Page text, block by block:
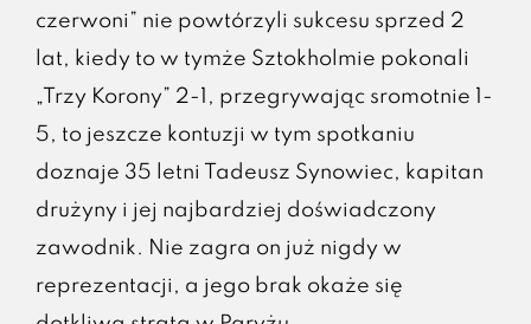
czerwoni” nie powtórzyli sukcesu sprzed 2
lat, kiedy to w tymże Sztokholmie pokonali
„Trzy Korony” 2-1, przegrywając sromotnie 1-
5, to jeszcze kontuzji w tym spotkaniu
doznaje 35 letni Tadeusz Synowiec, kapitan
drużyny i jej najbardziej doświadczony
zawodnik. Nie zagra on już nigdy w
reprezentacji, a jego brak okaże się